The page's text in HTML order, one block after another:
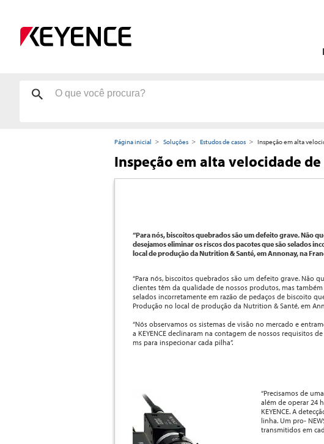
Página inicial Soluções Estudos de casos Inspeção em alta
Inspeção em alta velocidade
“Para nós, biscoitos quebrados são um defeito grave. Não
desejamos eliminar os riscos dos pacotes que são selados
local de produção da Nutrition & Santé, em Annonay, na
“Para nós, biscoitos quebrados são um defeito grave. Não
clientes têm da qualidade de nossos produtos, mas
selados incorretamente em razão de pedaços de biscoito
Produção no local de produção da Nutrition & Santé, em
“Nós observamos os sistemas de visão no mercado e
a KEYENCE declinaram na contagem de nossos requisitos
ms para inspecionar cada pilha”.
“Precisamos de
além de operar 24
KEYENCE. A
linha. Um pro-
transmitidos em